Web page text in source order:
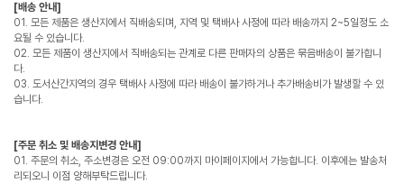
[배송 안내]
01. 모든 제품은 생산지에서 직배송되며, 지역 및 택배사 사정에 따라 배송까지 2~5일정도 소
요될 수 있습니다.
02. 모든 제품이 생산지에서 직배송되는 관계로 다른 판매자의 상품은 묶음배송이 불가합니
다.
03. 도서산간지역의 경우 택배사 사정에 따라 배송이 불가하거나 추가배송비가 발생할 수 있
습니다.
[주문 취소 및 배송지변경 안내]
01. 주문의 취소, 주소변경은 오전 09:00까지 마이페이지에서 가능합니다. 이후에는 발송처
리되오니 이점 양해부탁드립니다.